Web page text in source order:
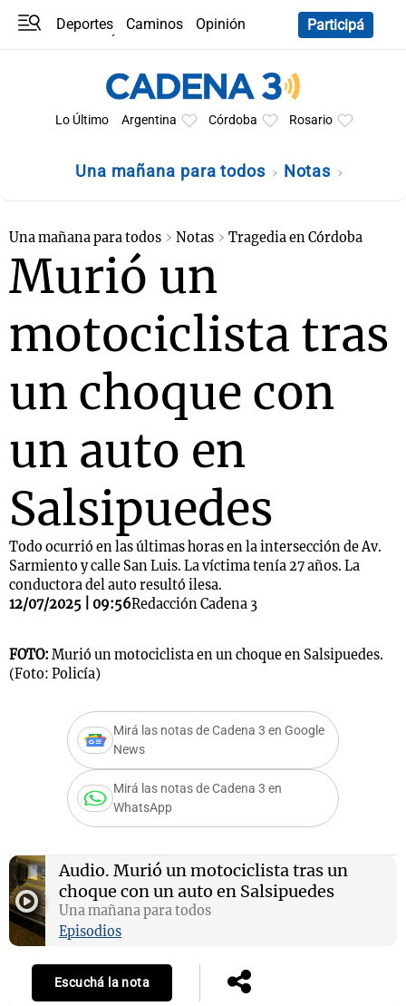
Deportes Caminos
Opinión
Participá
Lo Último Argentina Córdoba Rosario
Una mañana para todos Notas
Una mañana para todos Notas Tragedia en Córdoba
Murió un
motociclista tras
un choque con
un auto en
Salsipuedes
Todo ocurrió en las últimas horas en la intersección de Av.
Sarmiento y calle San Luis. La víctima tenía 27 años. La
conductora del auto resultó ilesa.
12/07/2025 | 09:56Redacción Cadena 3
FOTO: Murió un motociclista en un choque en Salsipuedes.
(Foto: Policía)
Mirá las notas de Cadena 3 en Google
News
Mirá las notas de Cadena 3 en
WhatsApp
Audio. Murió un motociclista tras un
choque con un auto en Salsipuedes
Una mañana para todos
Episodios
Escuchá la nota
Notas
Notas